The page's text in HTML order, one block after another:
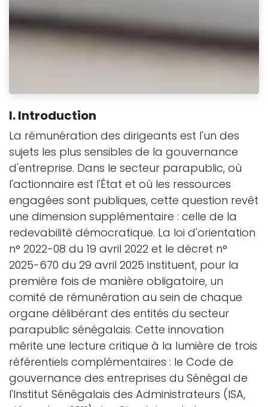
I. Introduction
La rémunération des dirigeants est l'un des
sujets les plus sensibles de la gouvernance
d'entreprise. Dans le secteur parapublic, où
l'actionnaire est l'État et où les ressources
engagées sont publiques, cette question revêt
une dimension supplémentaire : celle de la
redevabilité démocratique. La loi d'orientation
n° 2022-08 du 19 avril 2022 et le décret n°
2025-670 du 29 avril 2025 instituent, pour la
première fois de manière obligatoire, un
comité de rémunération au sein de chaque
organe délibérant des entités du secteur
parapublic sénégalais. Cette innovation
mérite une lecture critique à la lumière de trois
référentiels complémentaires : le Code de
gouvernance des entreprises du Sénégal de
l'Institut Sénégalais des Administrateurs (ISA,